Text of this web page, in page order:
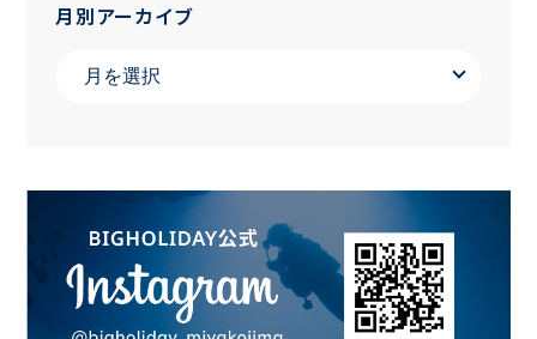
月別アーカイブ